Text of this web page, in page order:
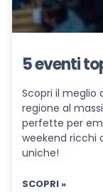
5 eventi
Scopri il meglio
regione al
perfette per
weekend ricchi
uniche!
SCOPRI »